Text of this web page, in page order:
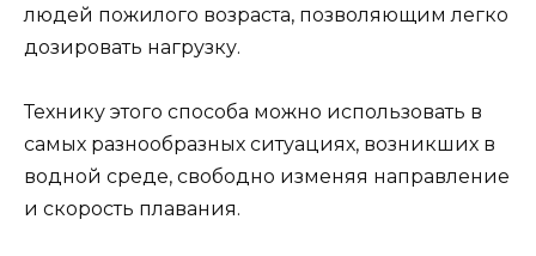
людей пожилого возраста, позволяющим легко
дозировать нагрузку.
Технику этого способа можно использовать в
самых разнообразных ситуациях, возникших в
водной среде, свободно изменяя направление
и скорость плавания.